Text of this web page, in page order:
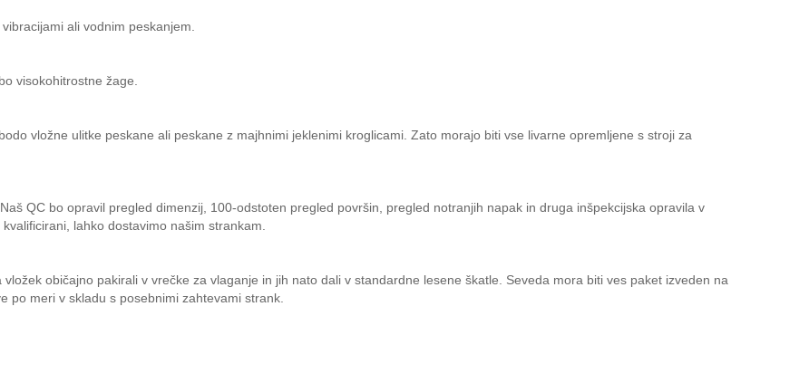
ali vodnim peskanjem.
visokohitrostne žage.
vložne ulitke peskane ali peskane z majhnimi jeklenimi kroglicami. Zato morajo biti vse livarne opremljene s stroji za
QC bo opravil pregled dimenzij, 100-odstoten pregled površin, pregled notranjih napak in druga inšpekcijska opravila v
lahko dostavimo našim strankam.
običajno pakirali v vrečke za vlaganje in jih nato dali v standardne lesene škatle. Seveda mora biti ves paket izveden na
po meri v skladu s posebnimi zahtevami strank.